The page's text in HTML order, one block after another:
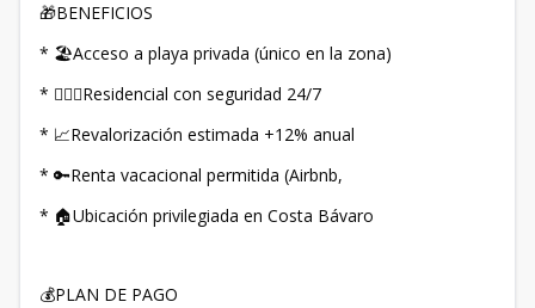
🎁BENEFICIOS
* 🏖️Acceso a playa privada (único en la zona)
* 👮🏻‍♂️Residencial con seguridad 24/7
* 📈Revalorización estimada +12% anual
* 🔑Renta vacacional permitida (Airbnb,
* 🏠Ubicación privilegiada en Costa Bávaro
💰PLAN DE PAGO